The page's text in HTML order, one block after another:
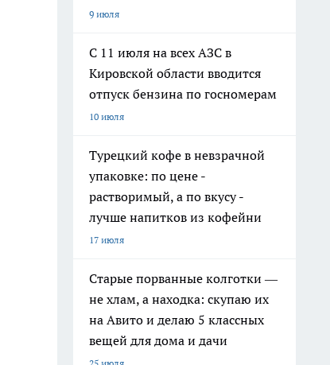
9 июля
С 11 июля на всех АЗС в
Кировской области вводится
отпуск бензина по госномерам
10 июля
Турецкий кофе в невзрачной
упаковке: по цене -
растворимый, а по вкусу -
лучше напитков из кофейни
17 июля
Старые порванные колготки —
не хлам, а находка: скупаю их
на Авито и делаю 5 классных
вещей для дома и дачи